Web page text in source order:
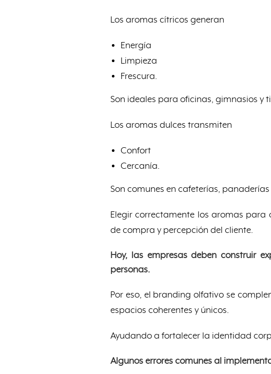
Los aromas cítricos generan
Energía
Limpieza
Frescura.
Son ideales para oficinas, gimnasios y
Los aromas dulces transmiten
Confort
Cercanía.
Son comunes en cafeterías,
Elegir correctamente los aromas
de compra y percepción del cliente.
Hoy, las empresas deben construir
personas.
Por eso, el branding olfativo se
espacios coherentes y únicos.
Ayudando a fortalecer la identidad
Algunos errores comunes al